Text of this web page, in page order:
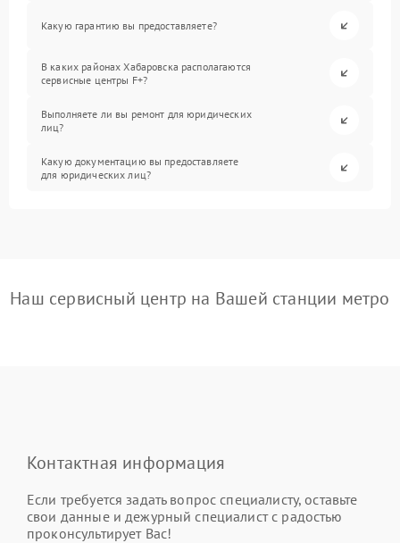
Какую гарантию вы предоставляете?
В каких районах Хабаровска располагаются
сервисные центры F+?
Выполняете ли вы ремонт для юридических
лиц?
Какую документацию вы предоставляете
для юридических лиц?
Наш сервисный центр на Вашей станции метро
Контактная информация
Если требуется задать вопрос специалисту, оставьте
свои данные и дежурный специалист с радостью
проконсультирует Вас!